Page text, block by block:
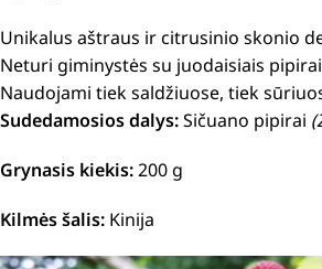
Unikalus aštraus ir citrusinio skonio
Neturi giminystės su juodaisiais
Naudojami tiek saldžiuose, tiek
Sudedamosios dalys:Sičuano pipirai
Grynasis kiekis:200 g
Kilmės šalis: Kinija